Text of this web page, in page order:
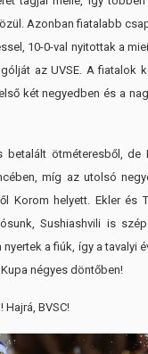
Azonban fiatalabb
10-0-val nyitottak a
az UVSE. A fiatalok
két negyedben és a
betalált ötméteresből,
míg az utolsó
Korom helyett. Ekler és
Sushiashvili is
nyertek a fiúk, így a tavalyi
négyes döntőben!
BVSC!